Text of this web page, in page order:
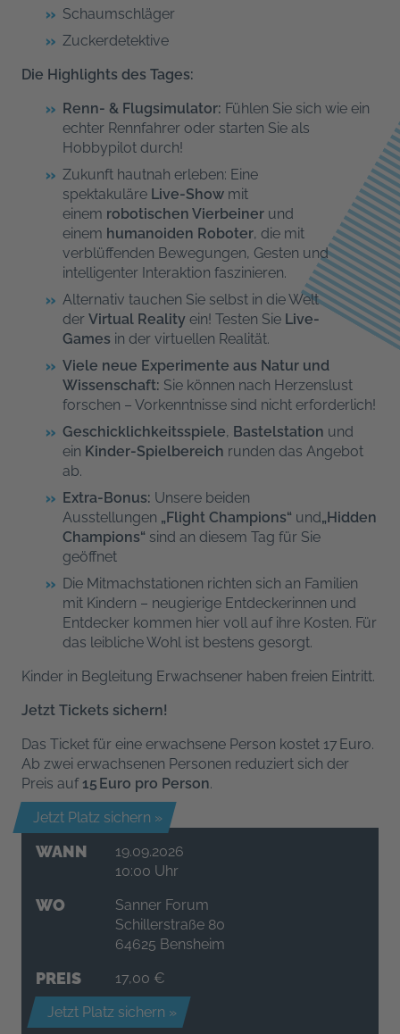
Schaumschläger
Zuckerdetektive
Die Highlights des Tages:
Renn- & Flugsimulator: Fühlen Sie sich wie ein
echter Rennfahrer oder starten Sie als
Hobbypilot durch!
Zukunft hautnah erleben: Eine
spektakuläre Live-Show mit
einem robotischen Vierbeiner und
einem humanoiden Roboter, die mit
verblüffenden Bewegungen, Gesten und
intelligenter Interaktion faszinieren.
Alternativ tauchen Sie selbst in die Welt
derVirtual Reality ein! Testen Sie Live-
Games in der virtuellen Realität.
Viele neue Experimente aus Natur und
Wissenschaft: Sie können nach Herzenslust
forschen – Vorkenntnisse sind nicht erforderlich!
Geschicklichkeitsspiele, Bastelstation und
ein Kinder-Spielbereich runden das Angebot
ab.
Extra-Bonus: Unsere beiden
Ausstellungen „Flight Champions“ und„Hidden
Champions“ sind an diesem Tag für Sie
geöffnet
Die Mitmachstationen richten sich an Familien
mit Kindern – neugierige Entdeckerinnen und
Entdecker kommen hier voll auf ihre Kosten. Für
das leibliche Wohl ist bestens gesorgt.
Kinder in Begleitung Erwachsener haben freien Eintritt.
Jetzt Tickets sichern!
Das Ticket für eine erwachsene Person kostet 17 Euro.
Ab zwei erwachsenen Personen reduziert sich der
Preis auf 15 Euro pro Person.
Jetzt Platz sichern »
WANN
19.09.2026
10:00 Uhr
WO
Sanner Forum
Schillerstraße 80
64625 Bensheim
PREIS
17,00 €
Jetzt Platz sichern »